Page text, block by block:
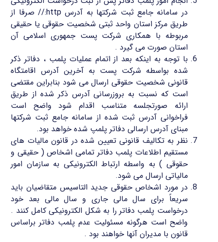
در سامانه جامع ثبت شرکتها به آدرس http:// صرفا از
طریق مرکز استان واحد ثبتی شخصیت حقوقی یا حقیقی
مربوطه با همکاری شرکت پست جمهوری اسلامی آن
استان صورت می گیرد .
با توجه به اینکه بعد از اتمام عملیات پلمب ، دفاتر ذکر
شده بواسطه شرکت پست به آخرین آدرس اقامتگاه
قانونی شخصیت حقوقی ارسال می شود بنابراین مقتضی
است که نسبت به بروزرسانی آدرس ذکر شده از طریق
ارائه صورتجلسه متناسب اقدام شود واضح است
فراخوانی آدرس ثبت شده از سامانه جامع ثبت شرکتها
مبنای آدرس ارسالی دفاتر پلمپ شده خواهد بود.
نظر به تکالیف قانونی تعیین شده در قانون مالیات های
مستقیم اطلاعات پلمب دفاتر تمامی اشخاص ( حقیقی و
حقوقی ) به واسطه ارتباط الکترونیکی به سازمان امور
مالیاتی ارسال می شود.
در مورد اشخاص حقوقی جدید التاسیس متقاضیان باید
سریعاً برای سال مالی جاری و سال مالی بعد خود
درخواست پلمب دفاتر را به شکل الکترونیکی کامل کنند .
واضح است هرگونه مسئولیت عدم پلمب دفاتر براساس
قانون با مدیران آنها خواهند بود .